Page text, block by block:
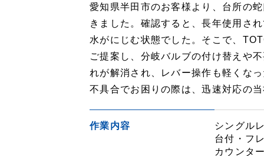
愛知県半田市のお客様より、台所の
きました。確認すると、長年使用さ
水がにじむ状態でした。そこで、
ご提案し、分岐バルブの付け替えや
れが解消され、レバー操作も軽くな
不具合でお困りの際は、迅速対応の
作業内容
シングル
台付・フ
カウンタ